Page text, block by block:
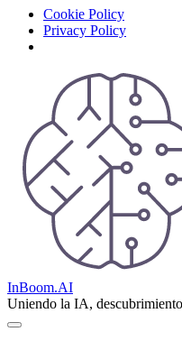
Cookie Policy
Privacy Policy
InBoom.AI
Uniendo la IA,